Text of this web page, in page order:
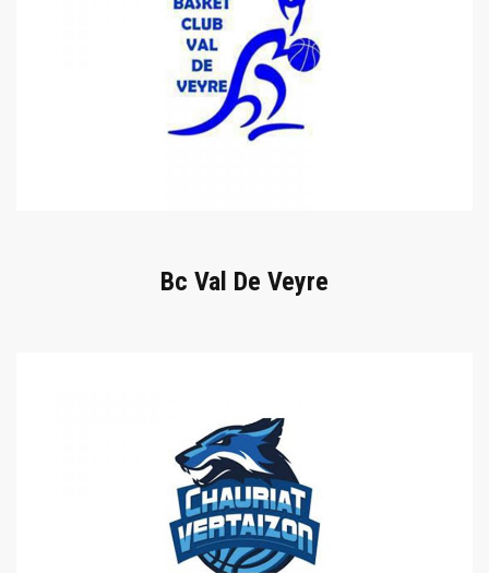
Bc Val De Veyre